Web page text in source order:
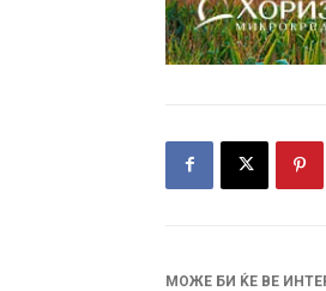
МОЖЕ БИ ЌЕ ВЕ